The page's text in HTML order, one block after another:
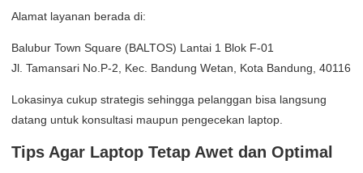
Alamat layanan berada di:
Balubur Town Square (BALTOS) Lantai 1 Blok F-01
Jl. Tamansari No.P-2, Kec. Bandung Wetan, Kota Bandung, 40116
Lokasinya cukup strategis sehingga pelanggan bisa langsung
datang untuk konsultasi maupun pengecekan laptop.
Tips Agar Laptop Tetap Awet dan Optimal